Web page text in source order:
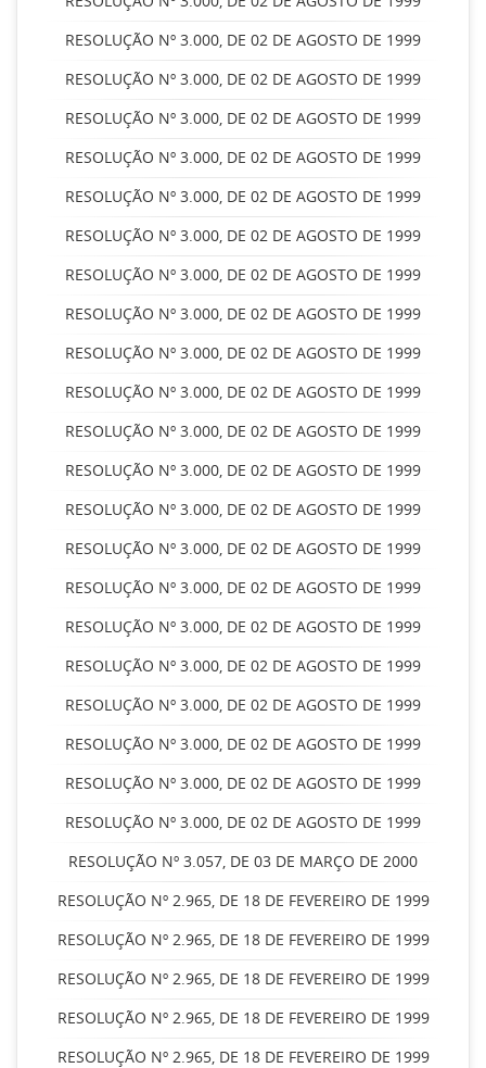
RESOLUÇÃO Nº 3.000, DE 02 DE AGOSTO DE 1999
RESOLUÇÃO Nº 3.000, DE 02 DE AGOSTO DE 1999
RESOLUÇÃO Nº 3.000, DE 02 DE AGOSTO DE 1999
RESOLUÇÃO Nº 3.000, DE 02 DE AGOSTO DE 1999
RESOLUÇÃO Nº 3.000, DE 02 DE AGOSTO DE 1999
RESOLUÇÃO Nº 3.000, DE 02 DE AGOSTO DE 1999
RESOLUÇÃO Nº 3.000, DE 02 DE AGOSTO DE 1999
RESOLUÇÃO Nº 3.000, DE 02 DE AGOSTO DE 1999
RESOLUÇÃO Nº 3.000, DE 02 DE AGOSTO DE 1999
RESOLUÇÃO Nº 3.000, DE 02 DE AGOSTO DE 1999
RESOLUÇÃO Nº 3.000, DE 02 DE AGOSTO DE 1999
RESOLUÇÃO Nº 3.000, DE 02 DE AGOSTO DE 1999
RESOLUÇÃO Nº 3.000, DE 02 DE AGOSTO DE 1999
RESOLUÇÃO Nº 3.000, DE 02 DE AGOSTO DE 1999
RESOLUÇÃO Nº 3.000, DE 02 DE AGOSTO DE 1999
RESOLUÇÃO Nº 3.000, DE 02 DE AGOSTO DE 1999
RESOLUÇÃO Nº 3.000, DE 02 DE AGOSTO DE 1999
RESOLUÇÃO Nº 3.000, DE 02 DE AGOSTO DE 1999
RESOLUÇÃO Nº 3.000, DE 02 DE AGOSTO DE 1999
RESOLUÇÃO Nº 3.000, DE 02 DE AGOSTO DE 1999
RESOLUÇÃO Nº 3.000, DE 02 DE AGOSTO DE 1999
RESOLUÇÃO Nº 3.057, DE 03 DE MARÇO DE 2000
RESOLUÇÃO Nº 2.965, DE 18 DE FEVEREIRO DE 1999
RESOLUÇÃO Nº 2.965, DE 18 DE FEVEREIRO DE 1999
RESOLUÇÃO Nº 2.965, DE 18 DE FEVEREIRO DE 1999
RESOLUÇÃO Nº 2.965, DE 18 DE FEVEREIRO DE 1999
RESOLUÇÃO Nº 2.965, DE 18 DE FEVEREIRO DE 1999